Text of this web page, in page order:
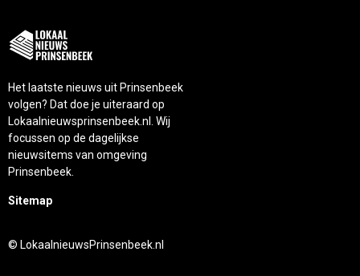
Het laatste nieuws uit Prinsenbeek
volgen? Dat doe je uiteraard op
Lokaalnieuwsprinsenbeek.nl. Wij
focussen op de dagelijkse
nieuwsitems van omgeving
Prinsenbeek.
Sitemap
© LokaalnieuwsPrinsenbeek.nl